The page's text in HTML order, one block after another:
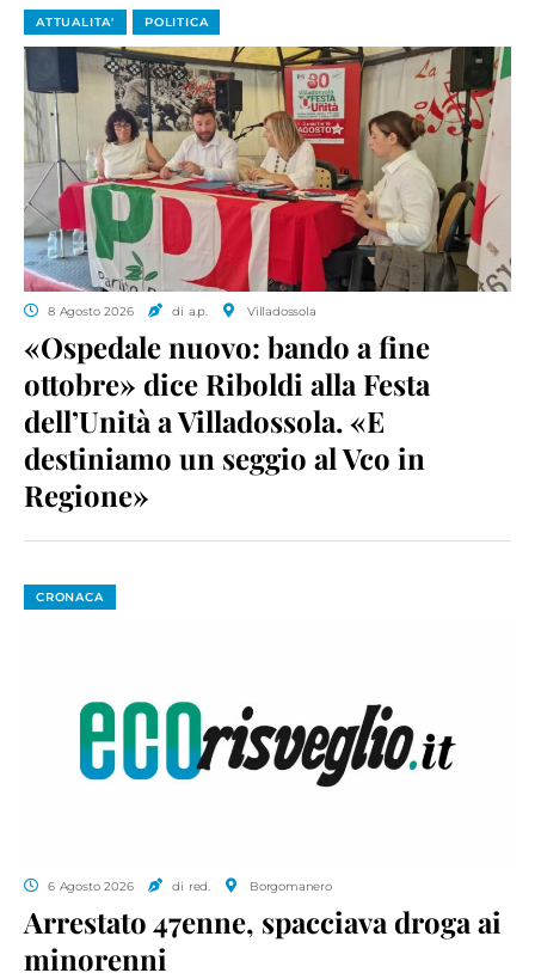
ATTUALITA' POLITICA
8 Agosto 2026 di a.p. Villadossola
«Ospedale nuovo: bando a fine
ottobre» dice Riboldi alla Festa
dell’Unità a Villadossola. «E
destiniamo un seggio al Vco in
Regione»
CRONACA
6 Agosto 2026 di red. Borgomanero
Arrestato 47enne, spacciava droga ai
minorenni